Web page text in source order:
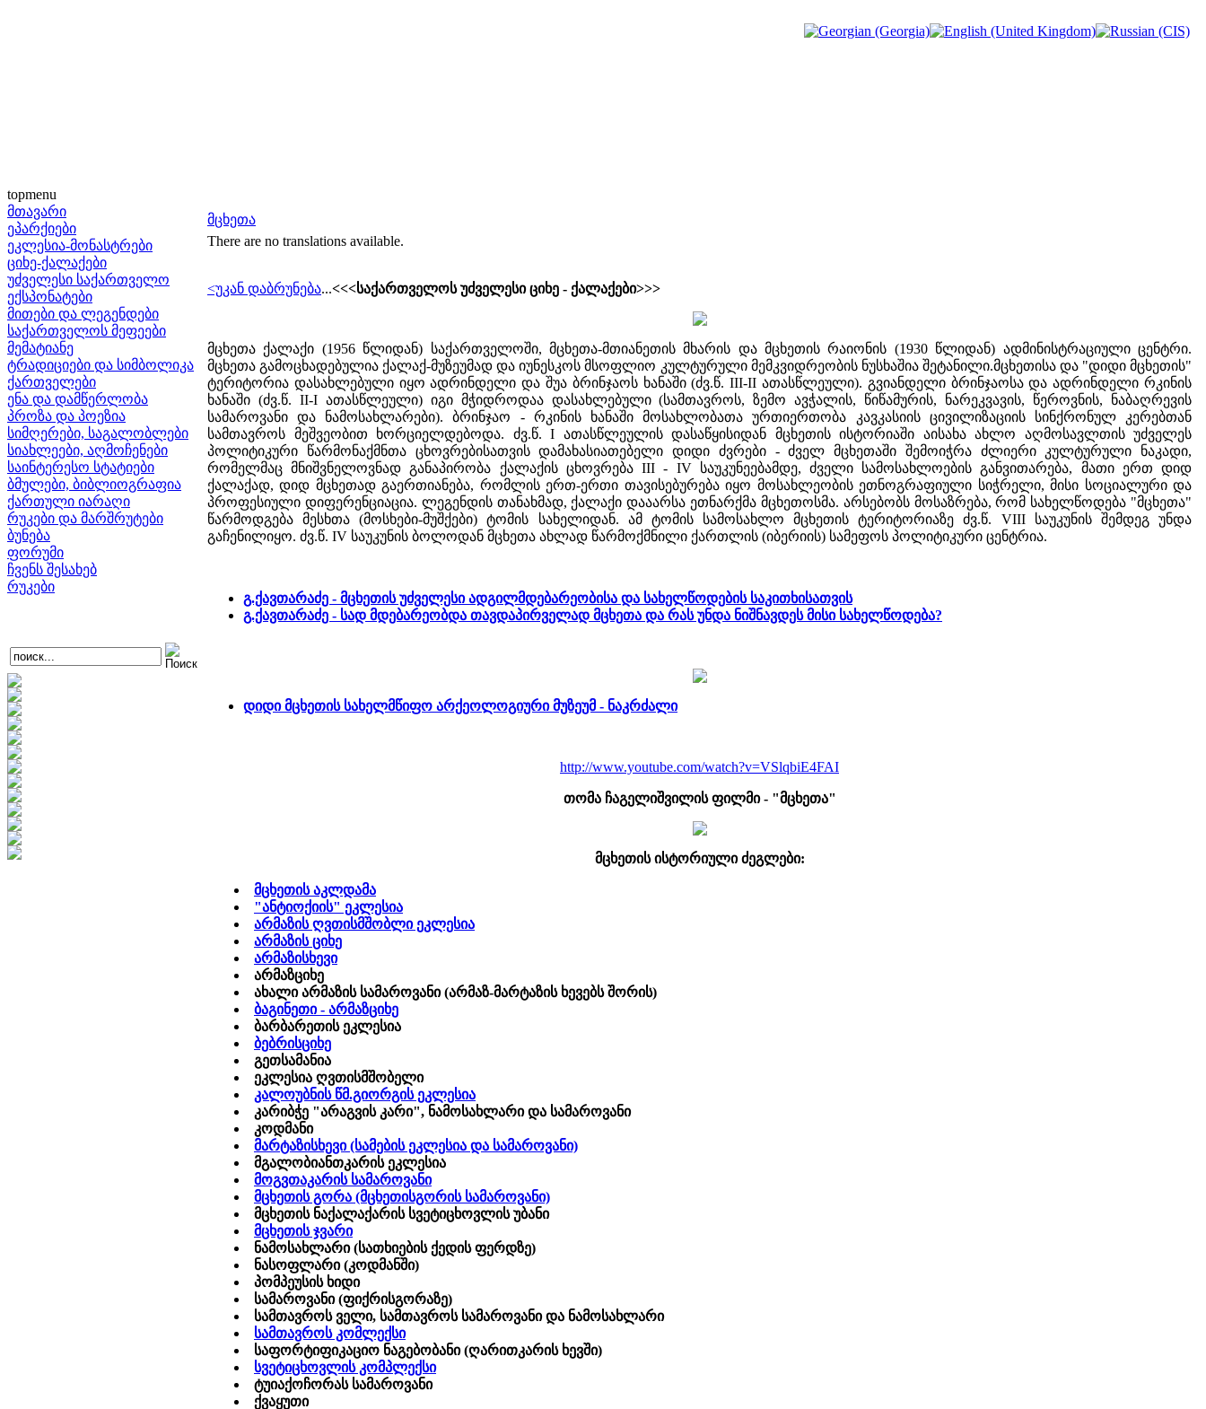
topmenu
მთავარი
ეპარქიები
ეკლესია-მონასტრები
ციხე-ქალაქები
უძველესი საქართველო
ექსპონატები
მითები და ლეგენდები
საქართველოს მეფეები
მემატიანე
ტრადიციები და სიმბოლიკა
ქართველები
ენა და დამწერლობა
პროზა და პოეზია
სიმღერები, საგალობლები
სიახლეები, აღმოჩენები
საინტერესო სტატიები
ბმულები, ბიბლიოგრაფია
ქართული იარაღი
რუკები და მარშრუტები
ბუნება
ფორუმი
ჩვენს შესახებ
რუკები
მცხეთა
There are no translations available.
<უკან დაბრუნება...<<<საქართველოს უძველესი ციხე - ქალაქები>>>
მცხეთა ქალაქი (1956 წლიდან) საქართველოში, მცხეთა-მთიანეთის მხარის და მცხეთის რაიონის (1930 წლიდან) ადმინისტრაციული ცენტრი.
მცხეთა გამოცხადებულია ქალაქ-მუზეუმად და იუნესკოს მსოფლიო კულტურული მემკვიდრეობის ნუსხაშია შეტანილი.მცხეთისა და "დიდი მცხეთის"
ტერიტორია დასახლებული იყო ადრინდელი და შუა ბრინჯაოს ხანაში (ძვ.წ. III-II ათასწლეული). გვიანდელი ბრინჯაოსა და ადრინდელი რკინის
ხანაში (ძვ.წ. II-I ათასწლეული) იგი მჭიდროდაა დასახლებული (სამთავროს, ზემო ავჭალის, წიწამურის, ნარეკვავის, წეროვნის, ნაბაღრევის
სამაროვანი და ნამოსახლარები). ბრინჯაო - რკინის ხანაში მოსახლობათა ურთიერთობა კავკასიის ცივილიზაციის სინქრონულ კერებთან
სამთავროს მეშვეობით ხორციელდებოდა. ძვ.წ. I ათასწლეულის დასაწყისიდან მცხეთის ისტორიაში აისახა ახლო აღმოსავლთის უძველეს
პოლიტიკური წარმონაქმნთა ცხოვრებისათვის დამახასიათებელი დიდი ძვრები - ძველ მცხეთაში შემოიჭრა ძლიერი კულტურული ნაკადი,
რომელმაც მნიშვნელოვნად განაპირობა ქალაქის ცხოვრება III - IV საუკუნეებამდე, ძველი სამოსახლოების განვითარება, მათი ერთ დიდ
ქალაქად, დიდ მცხეთად გაერთიანება, რომლის ერთ-ერთი თავისებურება იყო მოსახლეობის ეთნოგრაფიული სიჭრელი, მისი სოციალური და
პროფესიული დიფერენციაცია. ლეგენდის თანახმად, ქალაქი დააარსა ეთნარქმა მცხეთოსმა. არსებობს მოსაზრება, რომ სახელწოდება "მცხეთა"
წარმოდგება მესხთა (მოსხები-მუშქები) ტომის სახელიდან. ამ ტომის სამოსახლო მცხეთის ტერიტორიაზე ძვ.წ. VIII საუკუნის შემდეგ უნდა
გაჩენილიყო. ძვ.წ. IV საუკუნის ბოლოდან მცხეთა ახლად წარმოქმნილი ქართლის (იბერიის) სამეფოს პოლიტიკური ცენტრია.
გ.ქავთარაძე - მცხეთის უძველესი ადგილმდებარეობისა და სახელწოდების საკითხისათვის
გ.ქავთარაძე - სად მდებარეობდა თავდაპირველად მცხეთა და რას უნდა ნიშნავდეს მისი სახელწოდება?
დიდი მცხეთის სახელმწიფო არქეოლოგიური მუზეუმ - ნაკრძალი
http://www.youtube.com/watch?v=VSlqbiE4FAI
თომა ჩაგელიშვილის ფილმი - "მცხეთა"
მცხეთის ისტორიული ძეგლები:
მცხეთის აკლდამა
"ანტიოქიის" ეკლესია
არმაზის ღვთისმშობლი ეკლესია
არმაზის ციხე
არმაზისხევი
არმაზციხე
ახალი არმაზის სამაროვანი (არმაზ-მარტაზის ხევებს შორის)
ბაგინეთი - არმაზციხე
ბარბარეთის ეკლესია
ბებრისციხე
გეთსამანია
ეკლესია ღვთისმშობელი
კალოუბნის წმ.გიორგის ეკლესია
კარიბჭე "არაგვის კარი", ნამოსახლარი და სამაროვანი
კოდმანი
მარტაზისხევი (სამების ეკლესია და სამაროვანი)
მგალობიანთკარის ეკლესია
მოგვთაკარის სამაროვანი
მცხეთის გორა (მცხეთისგორის სამაროვანი)
მცხეთის ნაქალაქარის სვეტიცხოვლის უბანი
მცხეთის ჯვარი
ნამოსახლარი (სათხიების ქედის ფერდზე)
ნასოფლარი (კოდმანში)
პომპეუსის ხიდი
სამაროვანი (ფიქრისგორაზე)
სამთავროს ველი, სამთავროს სამაროვანი და ნამოსახლარი
სამთავროს კომლექსი
საფორტიფიკაციო ნაგებობანი (ღარითკარის ხევში)
სვეტიცხოვლის კომპლექსი
ტუიაქოჩორას სამაროვანი
ქვაყუთი